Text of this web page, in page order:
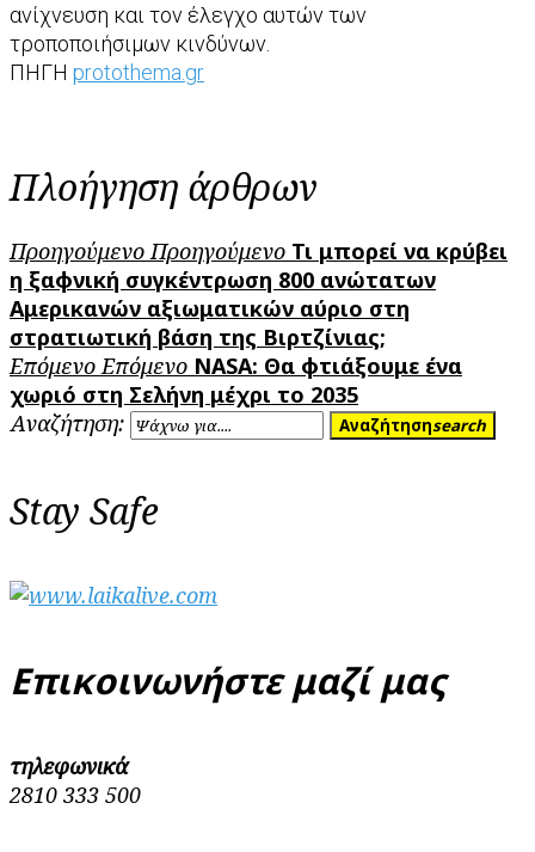
ανίχνευση και τον έλεγχο αυτών των
τροποποιήσιμων κινδύνων.
ΠΗΓΗ protothema.gr
Πλοήγηση άρθρων
Προηγούμενο Προηγούμενο Τι μπορεί να κρύβει
η ξαφνική συγκέντρωση 800 ανώτατων
Αμερικανών αξιωματικών αύριο στη
στρατιωτική βάση της Βιρτζίνιας;
Επόμενο Επόμενο NASA: Θα φτιάξουμε ένα
χωριό στη Σελήνη μέχρι το 2035
Αναζήτηση:
Αναζήτησηsearch
Stay Safe
Επικοινωνήστε μαζί μας
τηλεφωνικά
2810 333 500